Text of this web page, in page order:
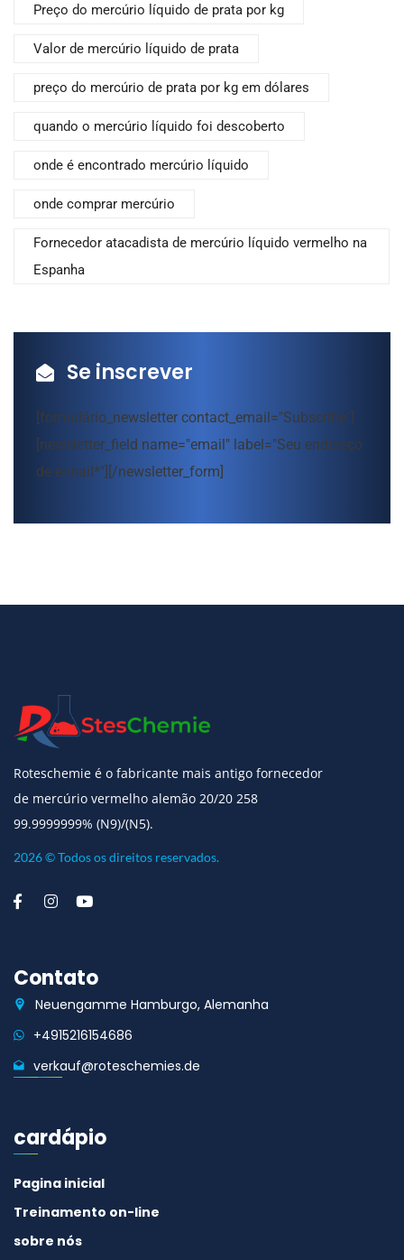
Preço do mercúrio líquido de prata por kg
Valor de mercúrio líquido de prata
preço do mercúrio de prata por kg em dólares
quando o mercúrio líquido foi descoberto
onde é encontrado mercúrio líquido
onde comprar mercúrio
Fornecedor atacadista de mercúrio líquido vermelho na
Espanha
Se inscrever
[formulário_newsletter contact_email="Subscribe"]
[newsletter_field name="email" label="Seu endereço
de e-mail*"][/newsletter_form]
Roteschemie é o fabricante mais antigo fornecedor
de mercúrio vermelho alemão 20/20 258
99.9999999% (N9)/(N5).
2026 © Todos os direitos reservados.
Contato
Neuengamme Hamburgo, Alemanha
+4915216154686
verkauf@roteschemies.de
cardápio
Pagina inicial
Treinamento on-line
sobre nós